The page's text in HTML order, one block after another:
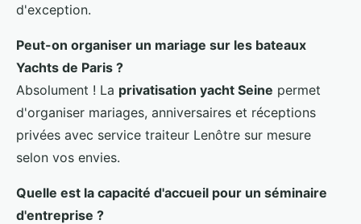
d'exception.
Peut-on organiser un mariage sur les bateaux
Yachts de Paris ?
Absolument ! La privatisation yacht Seine permet
d'organiser mariages, anniversaires et réceptions
privées avec service traiteur Lenôtre sur mesure
selon vos envies.
Quelle est la capacité d'accueil pour un séminaire
d'entreprise ?